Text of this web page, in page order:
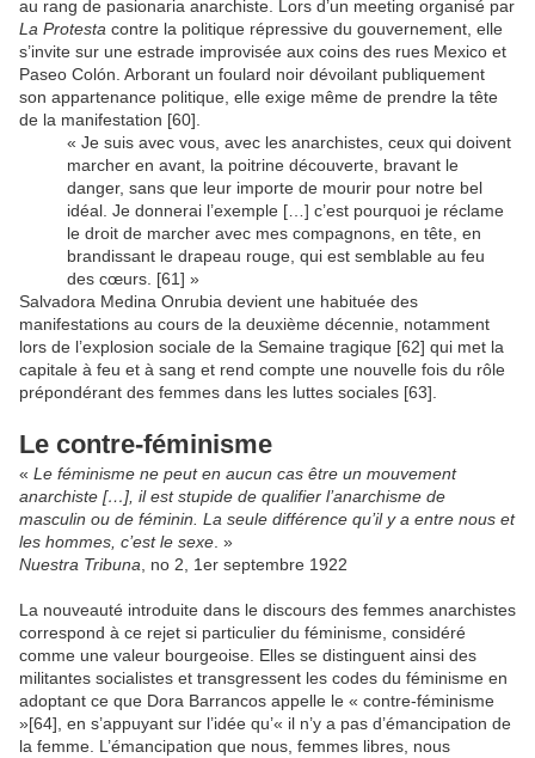
au rang de pasionaria anarchiste. Lors d’un meeting organisé par
La Protesta contre la politique répressive du gouvernement, elle
s’invite sur une estrade improvisée aux coins des rues Mexico et
Paseo Colón. Arborant un foulard noir dévoilant publiquement
son appartenance politique, elle exige même de prendre la tête
de la manifestation [60].
« Je suis avec vous, avec les anarchistes, ceux qui doivent
marcher en avant, la poitrine découverte, bravant le
danger, sans que leur importe de mourir pour notre bel
idéal. Je donnerai l’exemple […] c’est pourquoi je réclame
le droit de marcher avec mes compagnons, en tête, en
brandissant le drapeau rouge, qui est semblable au feu
des cœurs. [61] »
Salvadora Medina Onrubia devient une habituée des
manifestations au cours de la deuxième décennie, notamment
lors de l’explosion sociale de la Semaine tragique [62] qui met la
capitale à feu et à sang et rend compte une nouvelle fois du rôle
prépondérant des femmes dans les luttes sociales [63].
Le contre-féminisme
« Le féminisme ne peut en aucun cas être un mouvement
anarchiste […], il est stupide de qualifier l’anarchisme de
masculin ou de féminin. La seule différence qu’il y a entre nous et
les hommes, c’est le sexe . »
Nuestra Tribuna , no 2, 1er septembre 1922
La nouveauté introduite dans le discours des femmes anarchistes
correspond à ce rejet si particulier du féminisme, considéré
comme une valeur bourgeoise. Elles se distinguent ainsi des
militantes socialistes et transgressent les codes du féminisme en
adoptant ce que Dora Barrancos appelle le « contre-féminisme
»[64], en s’appuyant sur l’idée qu’« il n’y a pas d’émancipation de
la femme. L’émancipation que nous, femmes libres, nous